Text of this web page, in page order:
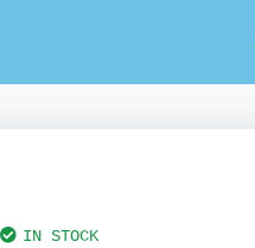
IN STOCK